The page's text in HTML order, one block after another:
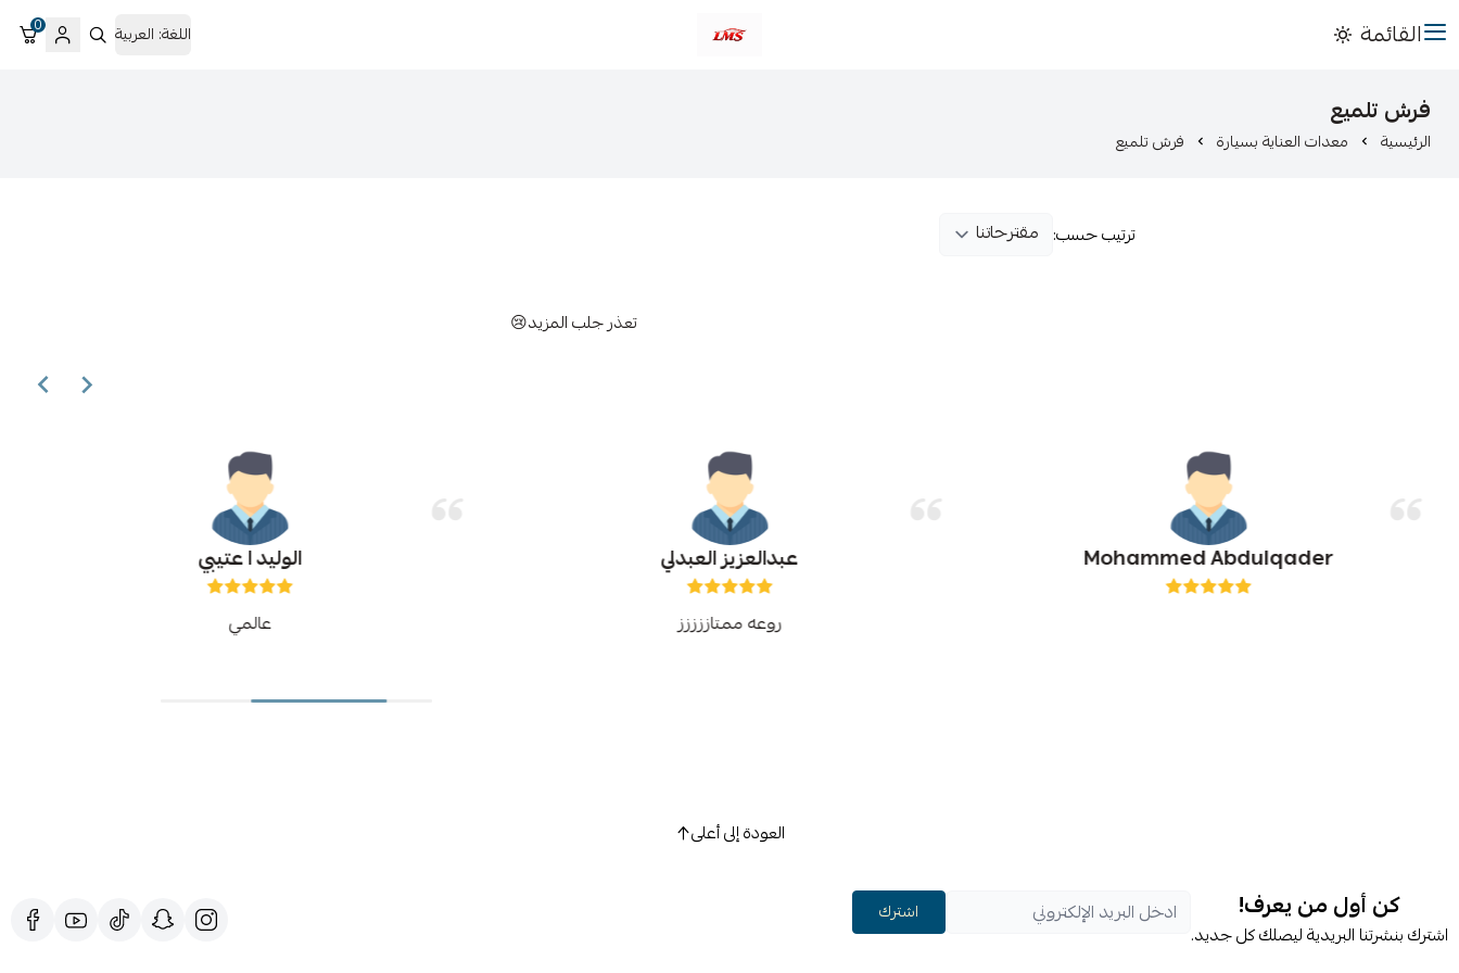
القائمة متجر لمسات الشرقية لزينة سيارات LMS اللغة: العربية 0
فرش تلميع
الرئيسية معدات العناية بسيارة فرش تلميع
ترتيب حسب:
تعذر جلب المزيد😢
Mohammed Abdulqader عبدالعزيز العبدلي
روعه ممتاززززز
الوليد ا عتيبي
عالمي
العودة إلى أعلى
كن أول من يعرف!
اشترك بنشرتنا البريدية ليصلك كل جديد.
اشترك